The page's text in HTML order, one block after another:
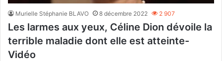
Murielle Stéphanie BLAVO 8 décembre 2022 2 907
Les larmes aux yeux, Céline Dion dévoile la
terrible maladie dont elle est atteinte-
Vidéo